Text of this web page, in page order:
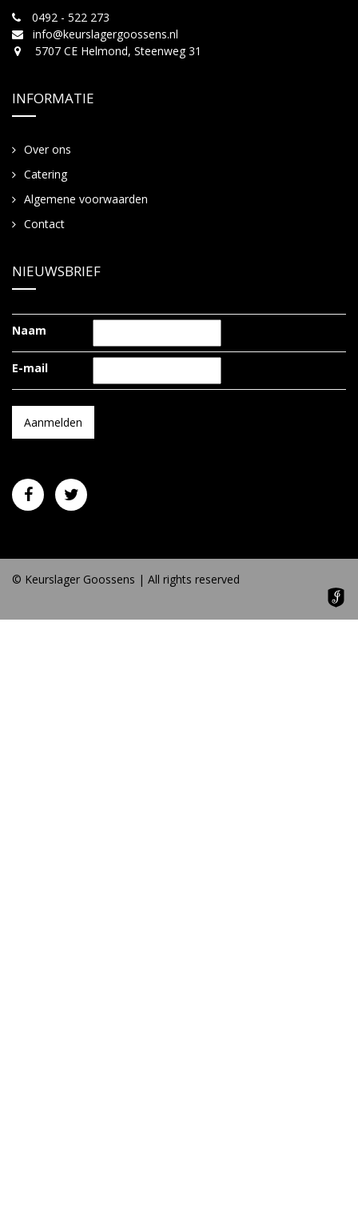
0492 - 522 273
info@keurslagergoossens.nl
5707 CE Helmond, Steenweg 31
INFORMATIE
Over ons
Catering
Algemene voorwaarden
Contact
NIEUWSBRIEF
Naam
E-mail
© Keurslager Goossens | All rights reserved